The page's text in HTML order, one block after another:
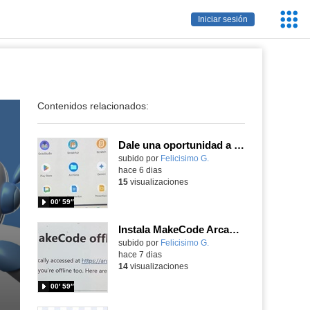
Iniciar sesión
Contenidos relacionados:
Dale una oportunidad a los Chromebooks y utiliza un proyector para realizar talleres si no tienes pantallas táctiles
Contenido educativo.
subido por Felicisimo G.
00′ 59″
hace 6 dias
15visualizaciones
Instala MakeCode Arcade para trabajar offline en tu tablet, ordenador, Chromebook
Contenido educativo.
subido por Felicisimo G.
00′ 59″
hace 7 dias
14visualizaciones